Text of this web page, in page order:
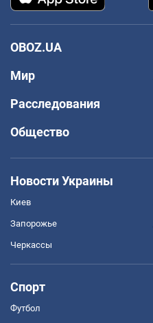
OBOZ.UA
Мир
Расследования
Общество
Новости Украины
Киев
Запорожье
Черкассы
Спорт
Футбол